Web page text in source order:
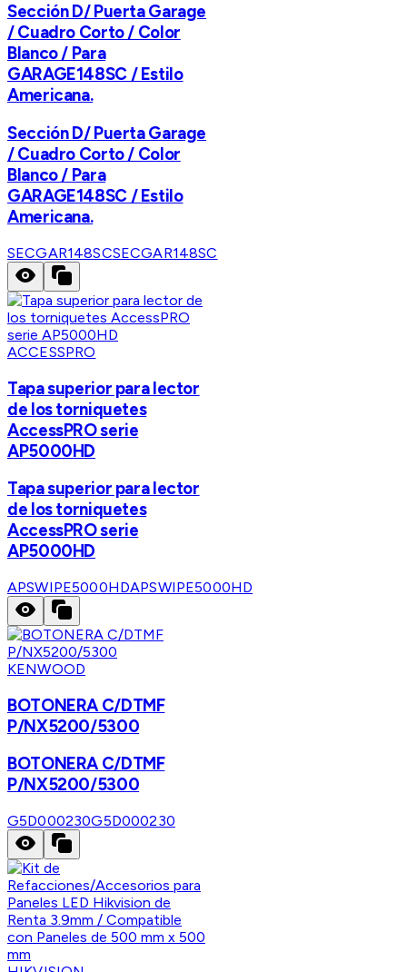
Sección D/ Puerta Garage
/ Cuadro Corto / Color
Blanco / Para
GARAGE148SC / Estilo
Americana.
Sección D/ Puerta Garage
/ Cuadro Corto / Color
Blanco / Para
GARAGE148SC / Estilo
Americana.
SECGAR148SCSECGAR148SC
ACCESSPRO
Tapa superior para lector
de los torniquetes
AccessPRO serie
AP5000HD
Tapa superior para lector
de los torniquetes
AccessPRO serie
AP5000HD
APSWIPE5000HDAPSWIPE5000HD
KENWOOD
BOTONERA C/DTMF
P/NX5200/5300
BOTONERA C/DTMF
P/NX5200/5300
G5D000230G5D000230